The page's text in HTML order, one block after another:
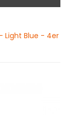
Light Blue - 4er